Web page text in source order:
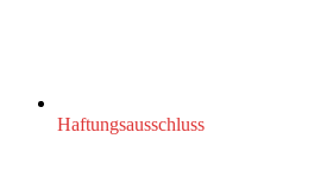
Haftungsausschluss